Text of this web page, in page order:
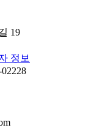
19
정보